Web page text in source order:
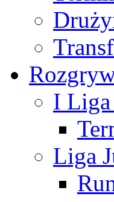
I Liga
Liga